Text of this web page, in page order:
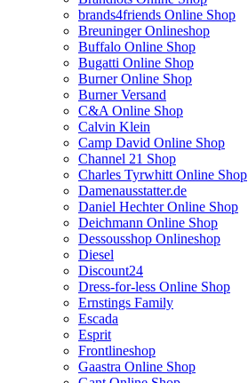
brands4friends Online Shop
Breuninger Onlineshop
Buffalo Online Shop
Bugatti Online Shop
Burner Online Shop
Burner Versand
C&A Online Shop
Calvin Klein
Camp David Online Shop
Channel 21 Shop
Charles Tyrwhitt Online Shop
Damenausstatter.de
Daniel Hechter Online Shop
Deichmann Online Shop
Dessousshop Onlineshop
Diesel
Discount24
Dress-for-less Online Shop
Ernstings Family
Escada
Esprit
Frontlineshop
Gaastra Online Shop